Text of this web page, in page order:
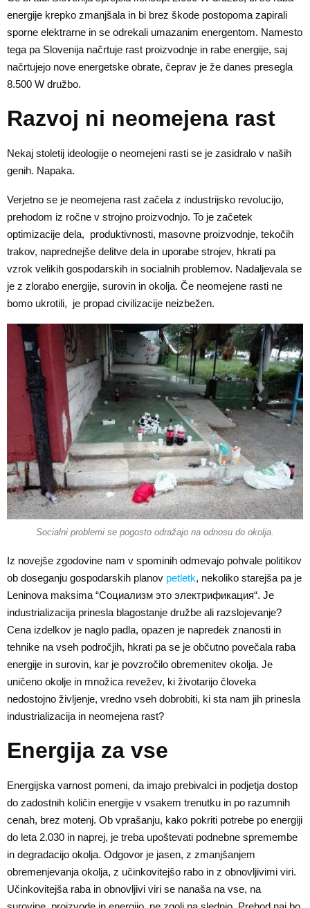
energije krepko zmanjšala in bi brez škode postopoma zapirali
sporne elektrarne in se odrekali umazanim energentom. Namesto
tega pa Slovenija načrtuje rast proizvodnje in rabe energije, saj
načrtujejo nove energetske obrate, čeprav je že danes presegla
8.500 W družbo.
Razvoj ni neomejena rast
Nekaj stoletij ideologije o neomejeni rasti se je zasidralo v naših
genih. Napaka.
Verjetno se je neomejena rast začela z industrijsko revolucijo,
prehodom iz ročne v strojno proizvodnjo. To je začetek
optimizacije dela, produktivnosti, masovne proizvodnje, tekočih
trakov, naprednejše delitve dela in uporabe strojev, hkrati pa
vzrok velikih gospodarskih in socialnih problemov. Nadaljevala se
je z zlorabo energije, surovin in okolja. Če neomejene rasti ne
bomo ukrotili, je propad civilizacije neizbežen.
Socialni problemi se pogosto odražajo na odnosu do okolja.
Iz novejše zgodovine nam v spominih odmevajo pohvale politikov
ob doseganju gospodarskih planov petletk, nekoliko starejša pa je
Leninova maksima “Cоциализм это электрификация“. Je
industrializacija prinesla blagostanje družbe ali razslojevanje?
Cena izdelkov je naglo padla, opazen je napredek znanosti in
tehnike na vseh področjih, hkrati pa se je občutno povečala raba
energije in surovin, kar je povzročilo obremenitev okolja. Je
uničeno okolje in množica revežev, ki životarijo človeka
nedostojno življenje, vredno vseh dobrobiti, ki sta nam jih prinesla
industrializacija in neomejena rast?
Energija za vse
Energijska varnost pomeni, da imajo prebivalci in podjetja dostop
do zadostnih količin energije v vsakem trenutku in po razumnih
cenah, brez motenj. Ob vprašanju, kako pokriti potrebe po energiji
do leta 2.030 in naprej, je treba upoštevati podnebne spremembe
in degradacijo okolja. Odgovor je jasen, z zmanjšanjem
obremenjevanja okolja, z učinkovitejšo rabo in z obnovljivimi viri.
Učinkovitejša raba in obnovljivi viri se nanaša na vse, na